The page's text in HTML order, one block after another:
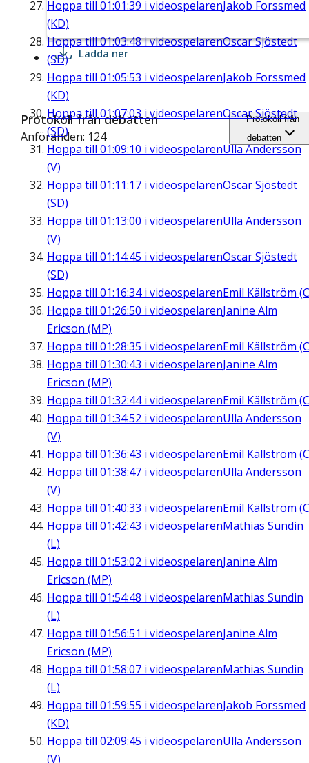
Hoppa till 01:01:39 i videospelarenJakob Forssmed
(KD)
Hoppa till01:03:48i videospelarenOscar Sjöstedt
(SD)
Hoppa till 01:05:53 i videospelarenJakob Forssmed
(KD)
Hoppa till 01:07:03 i videospelarenOscar Sjöstedt
(SD)
Hoppa till 01:09:10 i videospelarenUlla Andersson
(V)
Hoppa till 01:11:17 i videospelarenOscar Sjöstedt
(SD)
Hoppa till 01:13:00 i videospelarenUlla Andersson
(V)
Hoppa till 01:14:45 i videospelarenOscar Sjöstedt
(SD)
Hoppa till 01:16:34i videospelarenEmil Källström
Hoppa till 01:26:50 i videospelarenJanine Alm
Ericson (MP)
Hoppa till 01:28:35 i videospelarenEmil Källström
Hoppa till 01:30:43 i videospelarenJanine Alm
Ericson (MP)
Hoppa till 01:32:44i videospelarenEmil Källström
Hoppa till 01:34:52 i videospelarenUlla Andersson
(V)
Hoppa till 01:36:43 i videospelarenEmil Källström
Hoppa till 01:38:47 i videospelarenUlla Andersson
(V)
Hoppa till 01:40:33 i videospelarenEmil Källström
Hoppa till 01:42:43 i videospelarenMathias Sundin
(L)
Hoppa till 01:53:02 i videospelarenJanine Alm
Ericson (MP)
Hoppa till 01:54:48 i videospelarenMathias Sundin
(L)
Hoppa till 01:56:51 i videospelarenJanine Alm
Ericson (MP)
Hoppa till 01:58:07 i videospelarenMathias Sundin
(L)
Hoppa till 01:59:55 i videospelarenJakob Forssmed
(KD)
Hoppa till 02:09:45 i videospelarenUlla Andersson
(V)
Ladda ner
Protokoll från debatten
Anföranden: 124
Protokoll från
debatten